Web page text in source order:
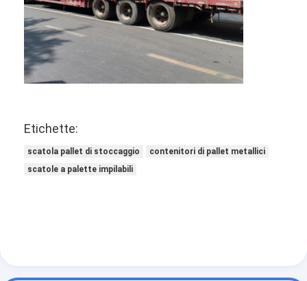
Piattaforma della struttura d'acciaio
Pallet di plastica dell'HDPE
pallet in acciaio
Cage a maglia
Etichette:
scatola pallet di stoccaggio
contenitori di pallet metallici
scatole a palette impilabili